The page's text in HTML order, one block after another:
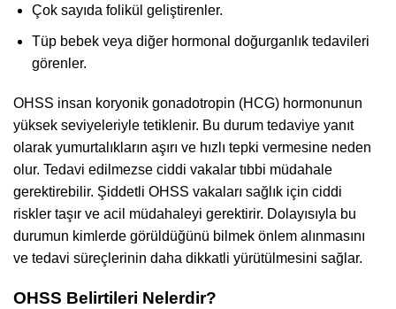
Çok sayıda folikül geliştirenler.
Tüp bebek veya diğer hormonal doğurganlık tedavileri
görenler.
OHSS insan koryonik gonadotropin (HCG) hormonunun
yüksek seviyeleriyle tetiklenir. Bu durum tedaviye yanıt
olarak yumurtalıkların aşırı ve hızlı tepki vermesine neden
olur. Tedavi edilmezse ciddi vakalar tıbbi müdahale
gerektirebilir. Şiddetli OHSS vakaları sağlık için ciddi
riskler taşır ve acil müdahaleyi gerektirir. Dolayısıyla bu
durumun kimlerde görüldüğünü bilmek önlem alınmasını
ve tedavi süreçlerinin daha dikkatli yürütülmesini sağlar.
OHSS Belirtileri Nelerdir?